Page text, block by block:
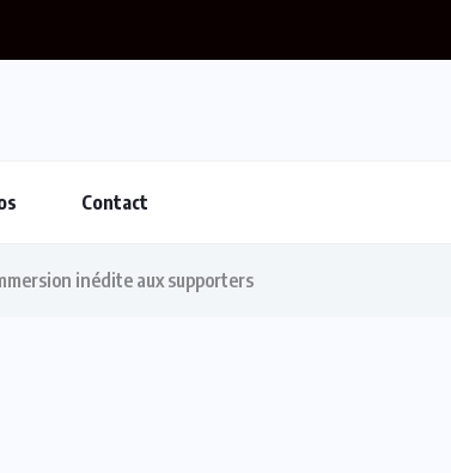
Contact
inédite aux supporters